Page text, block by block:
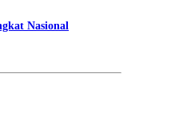
Nasional